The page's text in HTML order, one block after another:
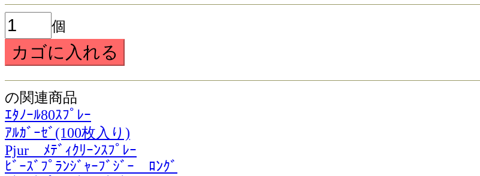
個
の関連商品
ｴﾀﾉｰﾙ80ｽﾌﾟﾚｰ
ｱﾙｶﾞｰｾﾞ(100枚入り)
Pjur ﾒﾃﾞｨｸﾘｰﾝｽﾌﾟﾚｰ
ﾋﾞｰｽﾞﾌﾟﾗﾝｼﾞｬｰﾌﾞｼﾞｰ ﾛﾝｸﾞ